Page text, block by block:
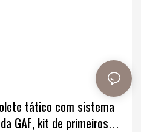
tático com sistema
GAF, kit de primeiros